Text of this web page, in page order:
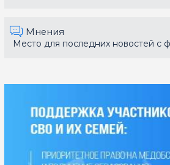
Мнения
Место для последних новостей с